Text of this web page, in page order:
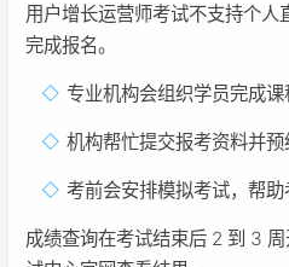
用户增长运营师考试不支持个
完成报名。
专业机构会组织学员完成课
机构帮忙提交报考资料并预
考前会安排模拟考试，帮
成绩查询在考试结束后 2 到 3